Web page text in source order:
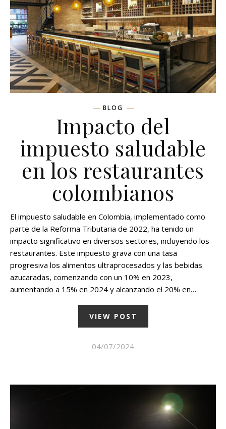
BLOG
Impacto del
impuesto saludable
en los restaurantes
colombianos
El impuesto saludable en Colombia, implementado como
parte de la Reforma Tributaria de 2022, ha tenido un
impacto significativo en diversos sectores, incluyendo los
restaurantes. Este impuesto grava con una tasa
progresiva los alimentos ultraprocesados y las bebidas
azucaradas, comenzando con un 10% en 2023,
aumentando a 15% en 2024 y alcanzando el 20% en…
VIEW POST
04/07/2024